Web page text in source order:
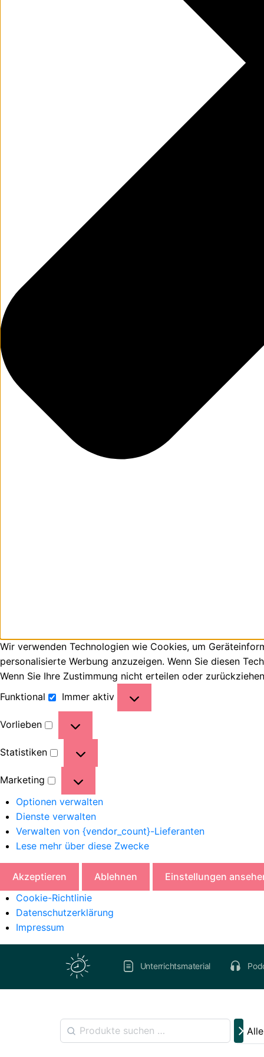
Wir verwenden Technologien wie Cookies, um
personalisierte Werbung anzuzeigen. Wenn Sie diesen
Wenn Sie Ihre Zustimmung nicht erteilen oder
Funktional
Immer aktiv
Vorlieben
Statistiken
Marketing
Optionen verwalten
Dienste verwalten
Verwalten von {vendor_count}-Lieferanten
Lese mehr über diese Zwecke
Akzeptieren Ablehnen
Einstellungen
Cookie-Richtlinie
Datenschutzerklärung
Impressum
Unterrichtsmaterial